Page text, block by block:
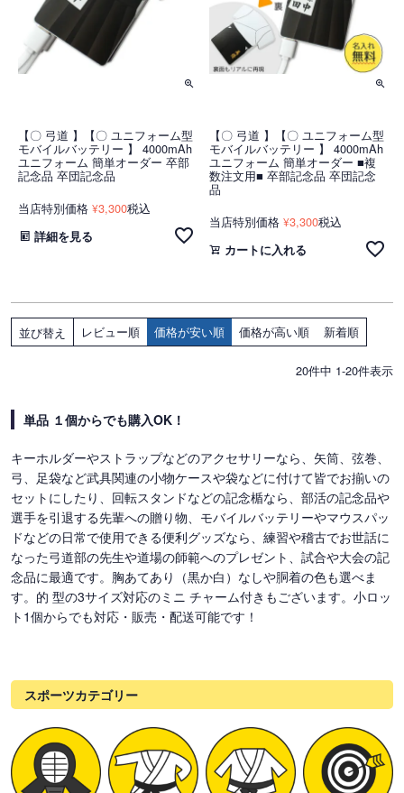
【〇 弓道 】【〇 ユニフォーム型
モバイルバッテリー 】 4000mAh
ユニフォーム 簡単オーダー 卒部
記念品 卒団記念品
当店特別価格 ¥3,300税込
詳細を見る
【〇 弓道 】【〇 ユニフォーム型
モバイルバッテリー 】 4000mAh
ユニフォーム 簡単オーダー ■複
数注文用■ 卒部記念品 卒団記念
品
当店特別価格 ¥3,300税込
カートに入れる
並び替え レビュー順 価格が安い順 価格が高い順 新着順
20件中 1-20件表示
単品 １個からでも購入OK！
キーホルダーやストラップなどのアクセサリーなら、矢筒、弦巻、
弓、足袋など武具関連の小物ケースや袋などに付けて皆でお揃いの
セットにしたり、回転スタンドなどの記念楯なら、部活の記念品や
選手を引退する先輩への贈り物、モバイルバッテリーやマウスパッ
ドなどの日常で使用できる便利グッズなら、練習や稽古でお世話に
なった弓道部の先生や道場の師範へのプレゼント、試合や大会の記
念品に最適です。胸あてあり（黒か白）なしや胴着の色も選べま
す。的 型の3サイズ対応のミニ チャーム付きもございます。小ロッ
ト1個からでも対応・販売・配送可能です！
スポーツカテゴリー